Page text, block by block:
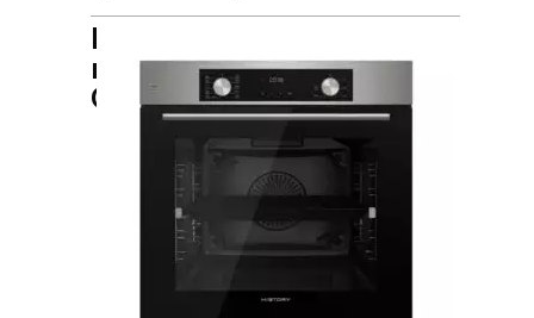
Встраиваемый духовой
шкаф HiSTORY
OE7710C.FIX